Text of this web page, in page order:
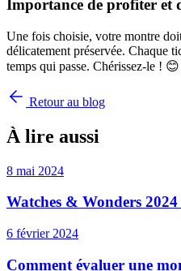
Importance de profiter et
Une fois choisie, votre montre
délicatement préservée. Chaque
temps qui passe. Chérissez-le ! 😊
Retour au blog
À lire aussi
8 mai 2024
Watches & Wonders
6 février 2024
Comment évaluer une